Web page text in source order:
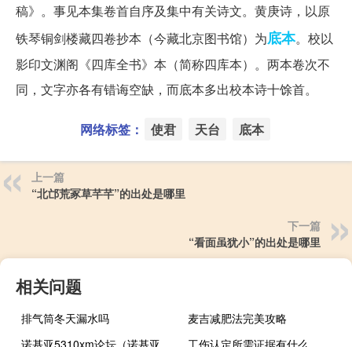
稿》。事见本集卷首自序及集中有关诗文。黄庚诗，以原
铁琴铜剑楼藏四卷抄本（今藏北京图书馆）为底本。校以
影印文渊阁《四库全书》本（简称四库本）。两本卷次不
同，文字亦各有错诲空缺，而底本多出校本诗十馀首。
网络标签： 使君 天台 底本
上一篇
“北邙荒冢草芊芊”的出处是哪里
下一篇
“看面虽犹小”的出处是哪里
相关问题
排气筒冬天漏水吗
麦吉减肥法完美攻略
工伤认定所需证据有什么